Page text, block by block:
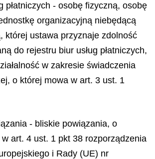
płatniczych - osobę fizyczną, osobę
organizacyjną niebędącą
której ustawa przyznaje zdolność
do rejestru biur usług płatniczych,
w zakresie świadczenia
o której mowa w art. 3 ust. 1
- bliskie powiązania, o
art. 4 ust. 1 pkt 38 rozporządzenia
i Rady (UE) nr